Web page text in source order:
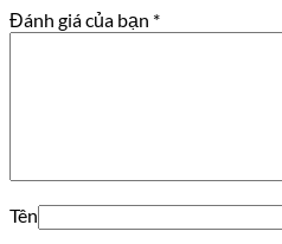
Đánh giá của bạn *
Tên